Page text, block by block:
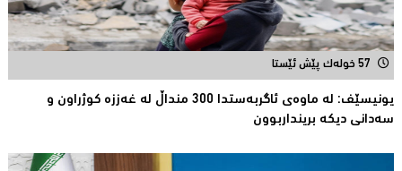
57 خولەک پێش ئێستا
یونیسێف: لە ماوەی ئاگربەستدا 300 منداڵ لە غەززە كوژراون و
سەدانی دیكە برینداربوون